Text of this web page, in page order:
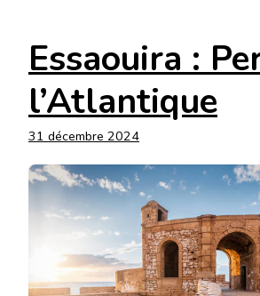
Essaouira :
l’Atlantique
31 décembre 2024